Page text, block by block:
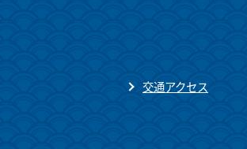
交通アクセス